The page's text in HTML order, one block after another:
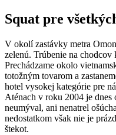
Squat pre
V okolí zastávky metra
zelenú. Trúbenie na
Prechádzame okolo
totožným tovarom a
hotel vysokej kategórie pre
Aténach v roku 2004 je
neumýval, ani nenatrel
nedostatkom však nie je
štekot.